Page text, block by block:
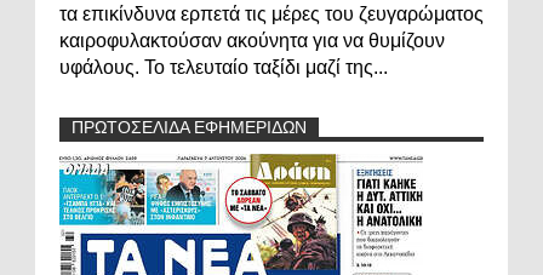
τα επικίνδυνα ερπετά τις μέρες του ζευγαρώματος
καιροφυλακτούσαν ακούνητα για να θυμίζουν
υφάλους. Το τελευταίο ταξίδι μαζί της...
ΠΡΩΤΟΣΕΛΙΔΑ ΕΦΗΜΕΡΙΔΩΝ